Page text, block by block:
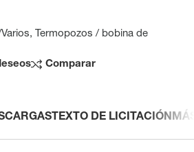
, Termopozos / bobina de
Comparar
TEXTO DE LICITACIÓN